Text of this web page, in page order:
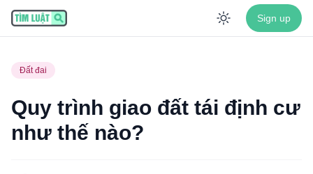
Enable
Sign up
Đất đai
Quy trình giao đất tái định cư
như thế nào?